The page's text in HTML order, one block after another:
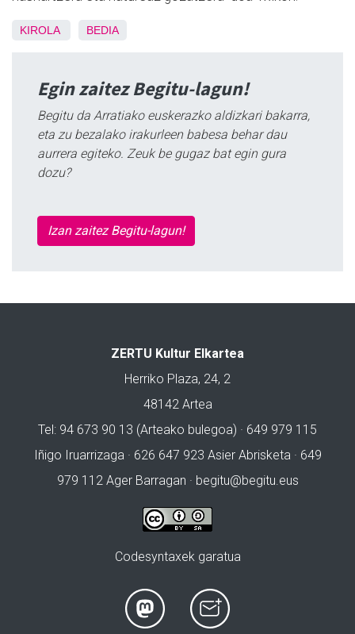
KIROLA BEDIA
Egin zaitez Begitu-lagun!
Begitu da Arratiako euskerazko aldizkari bakarra,
eta zu bezalako irakurleen babesa behar dau
aurrera egiteko. Zeuk be gugaz bat egin gura
dozu?
Izan zaitez Begitu-lagun!
ZERTU Kultur Elkartea
Herriko Plaza, 24, 2
48142 Artea
Tel: 94 673 90 13 (Arteako bulegoa) · 649 979 115
Iñigo Iruarrizaga · 626 647 923 Asier Abrisketa · 649
979 112 Ager Barragan · begitu@begitu.eus
Codesyntaxek garatua